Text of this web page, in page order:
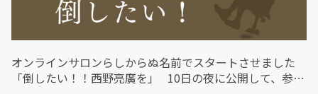
オンラインサロンらしからぬ名前でスタートさせました
「倒したい！！西野亮廣を」 10日の夜に公開して、参加